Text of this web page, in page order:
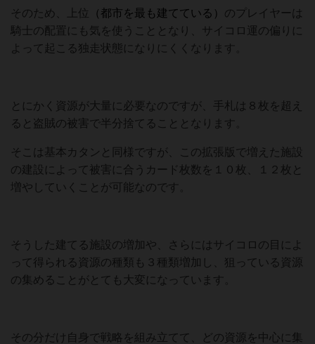
そのため、上位 （都市を最も建てている） のプレイヤーは
騎士の配置にも気を使うこととなり、サイコロ運の偏りに
よって起こる独走状態になりにくくなります。
とにかく資源が大量に必要なのですが、手札は８枚を超え
ると盗賊の被害で半分捨てることとなります。
そこは基本カタンと同様ですが、この拡張版で増えた施設
の建設によって被害に合うカード枚数を１０枚、１２枚と
増やしていくことが可能なのです。
そうした建てる施設の増加や、さらにはサイコロの目によ
って得られる資源の種類も３種類増加し、狙っている資源
の集めることがとても大変になっています。
その分だけ自身で戦略を組み立てて、どの資源を中心に集